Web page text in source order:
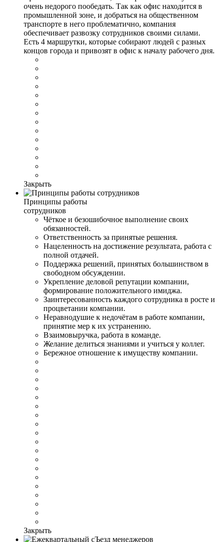
очень недорого пообедать. Так как офис находится в
промышленной зоне, и добраться на общественном
транспорте в него проблематично, компания
обеспечивает развозку сотрудников своими силами.
Есть 4 маршрутки, которые собирают людей с разных
концов города и привозят в офис к началу рабочего дня.
Закрыть
Принципы работы
сотрудников
Чёткое и безошибочное выполнение своих
обязанностей.
Ответственность за принятые решения.
Нацеленность на достижение результата, работа с
полной отдачей.
Поддержка решений, принятых большинством в
свободном обсуждении.
Укрепление деловой репутации компании,
формирование положительного имиджа.
Заинтересованность каждого сотрудника в росте и
процветании компании.
Неравнодушие к недочётам в работе компании,
принятие мер к их устранению.
Взаимовыручка, работа в команде.
Желание делиться знаниями и учиться у коллег.
Бережное отношение к имуществу компании.
Закрыть